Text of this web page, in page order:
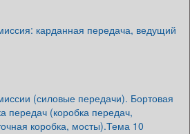
карданная передача, ведущий
(силовые передачи). Бортовая
передач (коробка передач,
коробка, мосты).Тема 10